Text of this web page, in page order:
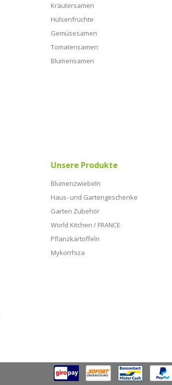
Kräutersamen
Hülsenfrüchte
Gemüsesamen
Tomatensamen
Blumensamen
Unsere Produkte
Blumenzwiebeln
Haus- und Gartengeschenke
Garten Zubehör
World Kitchen / FRANCE
Pflanzkartoffeln
Mykorrhiza